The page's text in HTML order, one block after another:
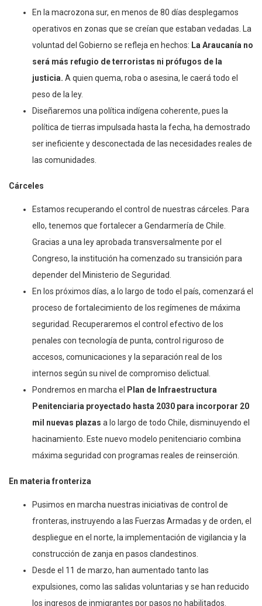
En la macrozona sur, en menos de 80 días desplegamos
operativos en zonas que se creían que estaban vedadas. La
voluntad del Gobierno se refleja en hechos: La Araucanía no
será más refugio de terroristas ni prófugos de la
justicia. A quien quema, roba o asesina, le caerá todo el
peso de la ley.
Diseñaremos una política indígena coherente, pues la
política de tierras impulsada hasta la fecha, ha demostrado
ser ineficiente y desconectada de las necesidades reales de
las comunidades.
Cárceles
Estamos recuperando el control de nuestras cárceles. Para
ello, tenemos que fortalecer a Gendarmería de Chile.
Gracias a una ley aprobada transversalmente por el
Congreso, la institución ha comenzado su transición para
depender del Ministerio de Seguridad.
En los próximos días, a lo largo de todo el país, comenzará el
proceso de fortalecimiento de los regímenes de máxima
seguridad. Recuperaremos el control efectivo de los
penales con tecnología de punta, control riguroso de
accesos, comunicaciones y la separación real de los
internos según su nivel de compromiso delictual.
Pondremos en marcha el
Plan de Infraestructura
Penitenciaria proyectado hasta 2030 para incorporar 20
mil nuevas plazas a lo largo de todo Chile, disminuyendo el
hacinamiento. Este nuevo modelo penitenciario combina
máxima seguridad con programas reales de reinserción.
En materia fronteriza
Pusimos en marcha nuestras iniciativas de control de
fronteras, instruyendo a las Fuerzas Armadas y de orden, el
despliegue en el norte, la implementación de vigilancia y la
construcción de zanja en pasos clandestinos.
Desde el 11 de marzo, han aumentado tanto las
expulsiones, como las salidas voluntarias y se han reducido
los ingresos de inmigrantes por pasos no habilitados.